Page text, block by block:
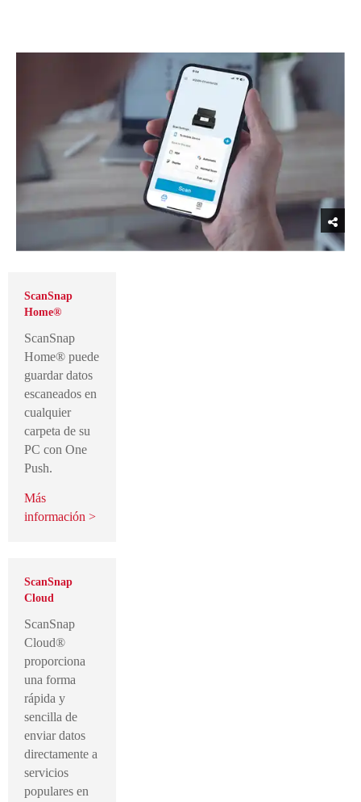
ScanSnap
Home®
ScanSnap
Home® puede
guardar datos
escaneados en
cualquier
carpeta de su
PC con One
Push.
Más
información >
ScanSnap
Cloud
ScanSnap
Cloud®
proporciona
una forma
rápida y
sencilla de
enviar datos
directamente a
servicios
populares en